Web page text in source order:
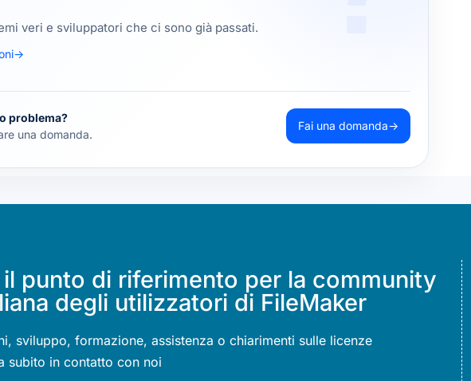
veri e sviluppatori che ci sono già passati.
→
problema?
una domanda.
Fai una domanda→
il punto di riferimento per la community
degli utilizzatori di FileMaker
sviluppo, formazione, assistenza o chiarimenti sulle licenze
subito in contatto con noi